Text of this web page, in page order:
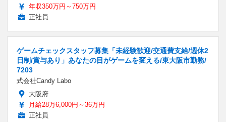
年収350万円～750万円
正社員
ゲームチェックスタッフ募集「未経験歓迎/交通費支給/週休2
日制/賞与あり」あなたの目がゲームを変える/東大阪市勤務/
7203
式会社Candy Labo
大阪府
月給28万6,000円～36万円
正社員